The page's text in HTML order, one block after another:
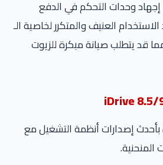
إجهاد وحدات التحكم في الدفع
قد يتطلب صيانة مبكرة للزيوت
بأحدث إصدارات أنظمة التشغيل مع